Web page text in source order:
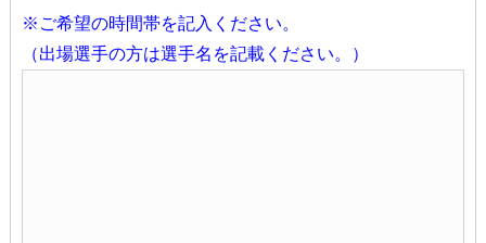
※ご希望の時間帯を記入ください。
（出場選手の方は選手名を記載ください。）